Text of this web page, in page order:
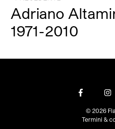
Adriano
1971-2010
© 2026
Termini &